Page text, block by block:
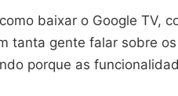
baixar o Google TV,
tanta gente falar sobre
porque as